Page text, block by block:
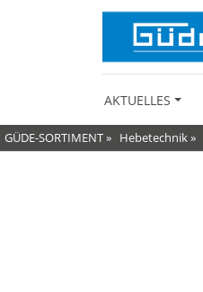
AKTUELLES
GÜDE-SORTIMENT» Hebetechnik»